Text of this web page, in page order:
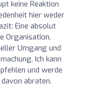
keine Reaktion
hier weder
Eine absolut
Organisation,
Umgang und
Ich kann
und werde
abraten.